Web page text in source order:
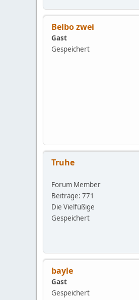
Belbo zwei
Gast
Gespeichert
Truhe
Forum Member
Beiträge: 771
Die Vielfüßige
Gespeichert
bayle
Gast
Gespeichert